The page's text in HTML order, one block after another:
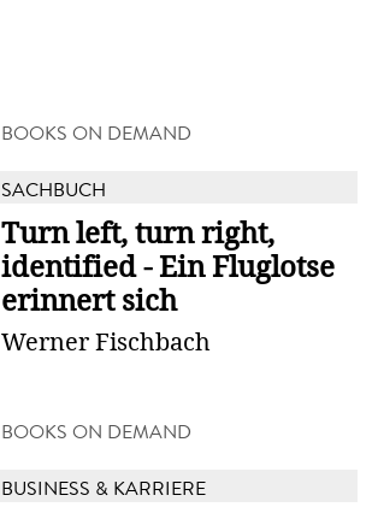
BOOKS ON DEMAND
SACHBUCH
Turn left, turn right,
identified - Ein Fluglotse
erinnert sich
Werner Fischbach
BOOKS ON DEMAND
BUSINESS & KARRIERE